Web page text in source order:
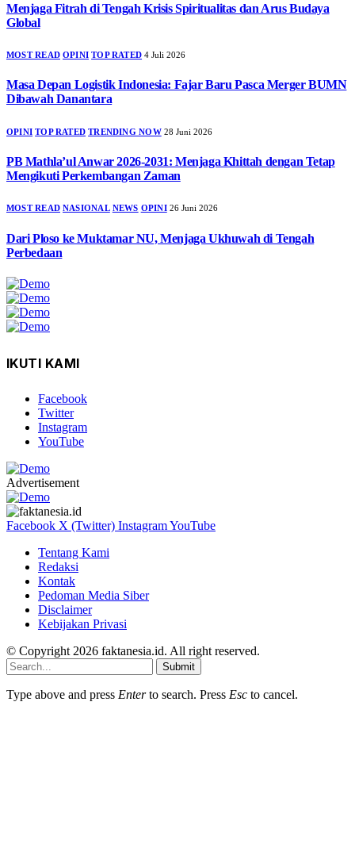
Menjaga Fitrah di Tengah Krisis Spiritualitas dan Arus Budaya
Global
MOST READ OPINI TOP RATED 4 Juli 2026
Masa Depan Logistik Indonesia: Fajar Baru Pasca Merger BUMN
Dibawah Danantara
OPINI TOP RATED TRENDING NOW 28 Juni 2026
PB Mathla’ul Anwar 2026-2031: Menjaga Khittah dengan Tetap
Mengikuti Perkembangan Zaman
MOST READ NASIONAL NEWS OPINI 26 Juni 2026
Dari Ploso ke Muktamar NU, Menjaga Ukhuwah di Tengah
Perbedaan
IKUTI KAMI
Facebook
Twitter
Instagram
YouTube
Advertisement
Facebook X (Twitter) InstagramYouTube
Tentang Kami
Redaksi
Kontak
Pedoman Media Siber
Disclaimer
Kebijakan Privasi
© Copyright 2026 faktanesia.id. All right reserved.
Submit
Type above and press Enterto search. Press Esc to cancel.